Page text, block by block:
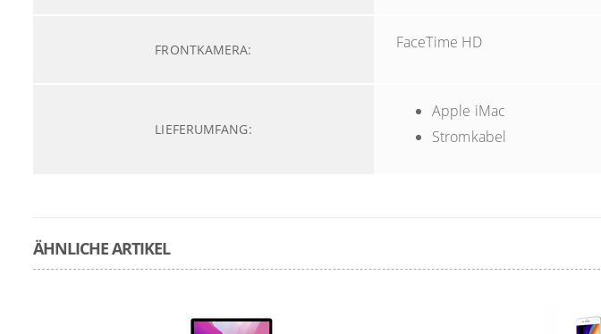
FRONTKAMERA: FaceTime HD
LIEFERUMFANG:
Apple iMac
Stromkabel
ÄHNLICHE ARTIKEL